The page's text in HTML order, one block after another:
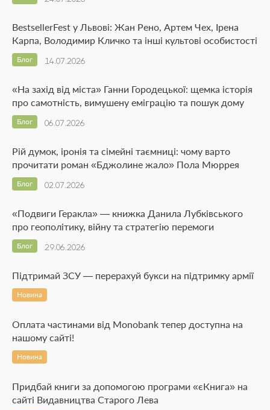
BestsellerFest у Львові: Жан Рено, Артем Чех, Ірена
Карпа, Володимир Кличко та інші культові особистості
14.07.2026
Блог
«На захід від міста» Ганни Городецької: щемка історія
про самотність, вимушену еміграцію та пошук дому
06.07.2026
Блог
Рій думок, іронія та сімейні таємниці: чому варто
прочитати роман «Бджолине жало» Пола Мюррея
02.07.2026
Блог
«Подвиги Геракла» — книжка Данила Лубківського
про геополітику, війну та стратегію перемоги
29.06.2026
Блог
Підтримай ЗСУ — перерахуй букси на підтримку армії
Новина
Оплата частинами від Monobank тепер доступна на
нашому сайті!
Новина
Придбай книги за допомогою програми «єКнига» на
сайті Видавництва Старого Лева